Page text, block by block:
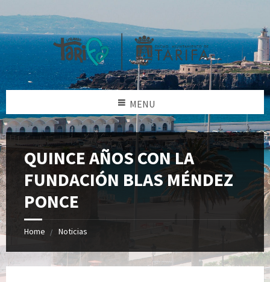
MENU
QUINCE AÑOS CON LA
FUNDACIÓN BLAS MÉNDEZ
PONCE
Home Noticias